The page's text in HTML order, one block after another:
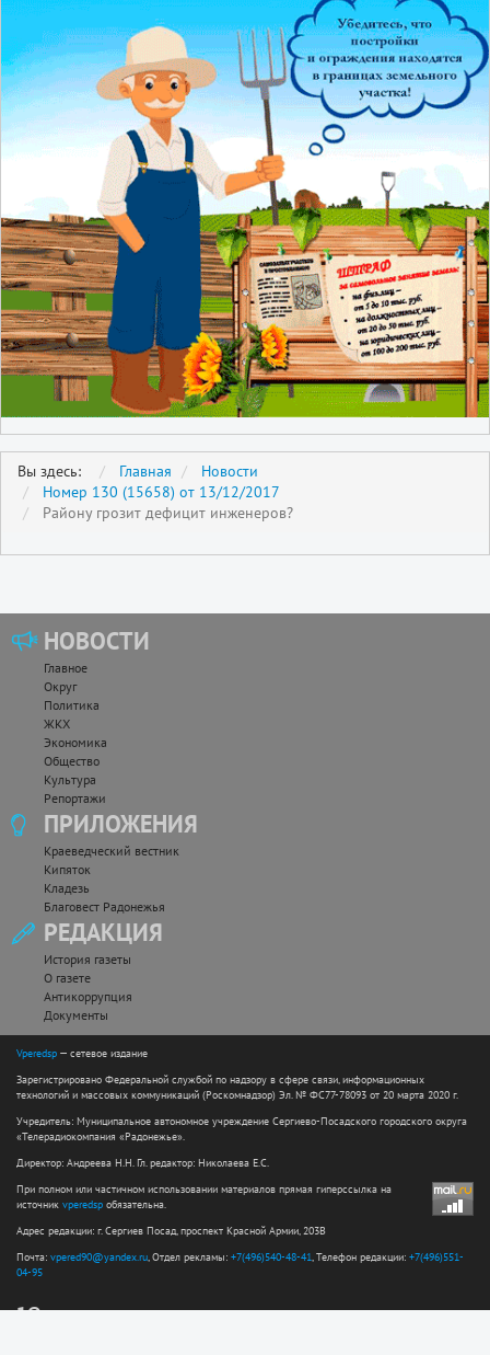
Вы здесь: Главная
Новости
Номер 130 (15658) от 13/12/2017
Району грозит дефицит инженеров?
НОВОСТИ
Главное
Округ
Политика
ЖКХ
Экономика
Общество
Культура
Репортажи
ПРИЛОЖЕНИЯ
Краеведческий вестник
Кипяток
Кладезь
Благовест Радонежья
РЕДАКЦИЯ
История газеты
О газете
Антикоррупция
Документы
Vperedsp — сетевое издание
Зарегистрировано Федеральной службой по надзору в сфере связи, информационных
технологий и массовых коммуникаций (Роскомнадзор) Эл. № ФС77-78093 от 20 марта 2020 г.
Учредитель: Муниципальное автономное учреждение Сергиево-Посадского городского округа
«Телерадиокомпания «Радонежье».
Директор: Андреева Н.Н. Гл. редактор: Николаева Е.С.
При полном или частичном использовании материалов прямая гиперссылка на
источник vperedsp обязательна.
Адрес редакции: г. Сергиев Посад, проспект Красной Армии, 203В
Почта: vpered90@yandex.ru, Отдел рекламы: +7(496)540-48-41, Телефон редакции: +7(496)551-
04-95
12+